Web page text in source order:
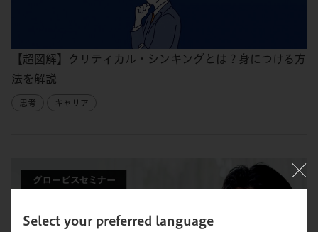
Select your preferred language
【超図解】クリティカル・シンキングとは？身につける方
法を解説
思考 キャリア